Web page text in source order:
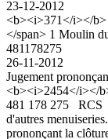
23-12-2012
<b><i>371</i></b>
</span> 1 Moulin
481178275
26-11-2012
Jugement
<b><i>2454</i></
481 178 275 RCS
d'autres
prononçant la